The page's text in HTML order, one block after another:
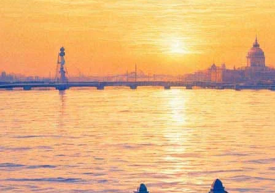
На Троицком мосту покажут
"Мультивидение"
29 августа 2015, суббота-30 августа 2015, воскресенье